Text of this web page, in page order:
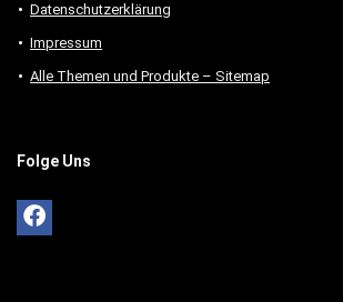
Datenschutzerklärung
Impressum
Alle Themen und Produkte – Sitemap
Folge Uns